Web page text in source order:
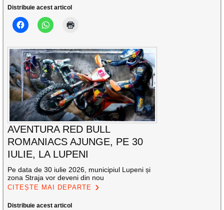
Distribuie acest articol
AVENTURA RED BULL
ROMANIACS AJUNGE, PE 30
IULIE, LA LUPENI
Pe data de 30 iulie 2026, municipiul Lupeni și
zona Straja vor deveni din nou
CITEȘTE MAI DEPARTE
Distribuie acest articol